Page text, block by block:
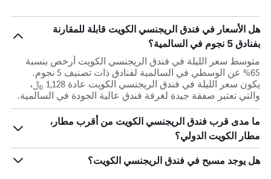
هل الأسعار في فندق الريجنسي الكويت قابلة للمقارنة
بفنادق 5 نجوم في السالمية؟
متوسط سعر الليلة في فندق الريجنسي الكويت أرخص بنسبة
65% عن الوسطي في السالمية لفنادق ذات تصنيف 5 نجوم.
يكون سعر الليلة في فندق الريجنسي الكويت عادة 1,128 ﷼،
والتي تعتبر صفقة جيدة لغرفة فندق عالية الجودة في السالمية.
ما مدى قرب فندق الريجنسي الكويت من أقرب مطار،
مطار الكويت الدولي؟
هل يوجد مسبح في فندق الريجنسي الكويت؟